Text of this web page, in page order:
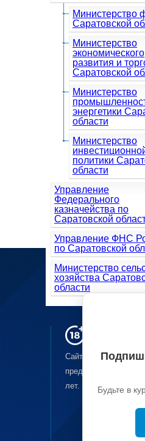
Министерство
Саратовской
Министерство
экономического
развития и
Саратовской
Министерство
энергетики
области
Министерство
политики
области
Управление
Федерального
казначейства по
Саратовской
Управление ФНС
по Саратовской
Министерство
хозяйства
области
Будьте в
Сайт может
предназначенные
лет.